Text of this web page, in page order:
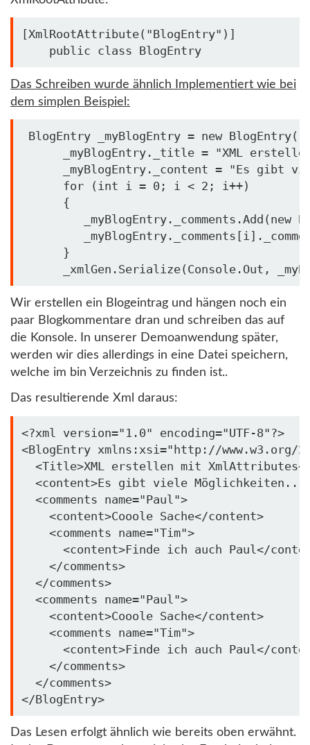
[XmlRootAttribute( "BlogEntry" )]
public class BlogEntry
Das Schreiben wurde ähnlich Implementiert wie bei
dem simplen Beispiel:
BlogEntry _myBlogEntry = new
      _myBlogEntry._title =
"XML
      _myBlogEntry._content =
"Es gibt
for ( int i = 0; i < 2; i++)
      {
         _myBlogEntry._comments.Add(
new
      }
_xmlGen.Serialize(Console.Out,
Wir erstellen ein Blogeintrag und hängen noch ein
paar Blogkommentare dran und schreiben das auf
die Konsole. In unserer Demoanwendung später,
werden wir dies allerdings in eine Datei speichern,
welche im bin Verzeichnis zu finden ist..
Das resultierende Xml daraus:
<?xml version="1.0" encoding="UTF-8" ?>
<BlogEntry xmlns:xsi="http://www.w3.org/
<Title>XML erstellen mit
<content>Es gibt viele
  <comments name=
"Paul">
    <content>Cooole Sache</content>
    <comments name=
"Tim">
<content>Finde ich auch Paul</
    </comments>
  </comments>
  <comments name=
"Paul">
    <content>Cooole Sache</content>
    <comments name=
"Tim">
<content>Finde ich auch Paul</
    </comments>
  </comments>
</BlogEntry>
Das Lesen erfolgt ähnlich wie bereits oben erwähnt.